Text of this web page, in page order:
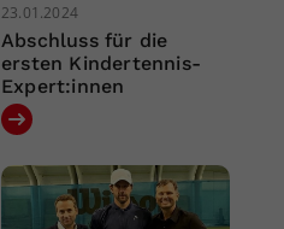
23.01.2024
Abschluss für die
ersten Kindertennis-
Expert:innen